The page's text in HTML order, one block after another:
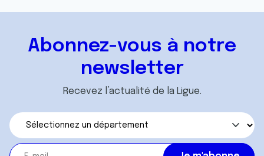
Abonnez-vous à notre
newsletter
Recevez l’actualité de la Ligue.